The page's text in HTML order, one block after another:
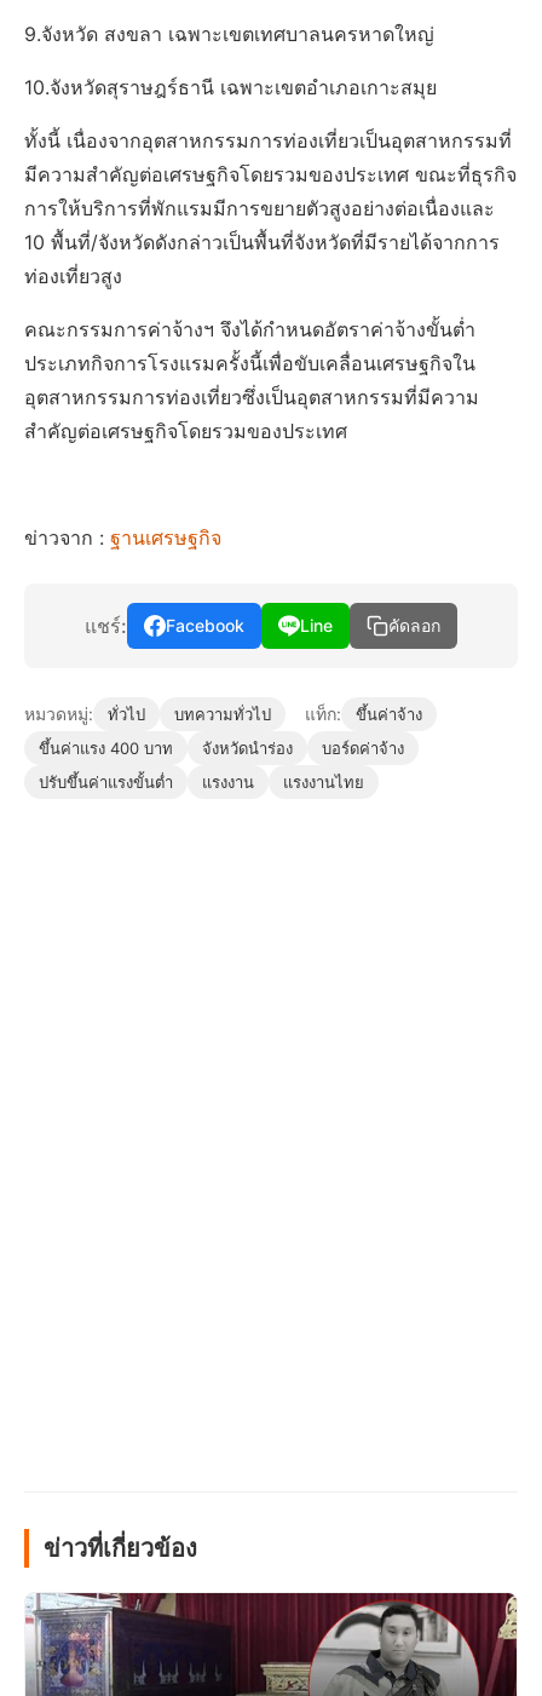
9.จังหวัด สงขลา เฉพาะเขตเทศบาลนครหาดใหญ่
10.จังหวัดสุราษฎร์ธานี เฉพาะเขตอำเภอเกาะสมุย
ทั้งนี้ เนื่องจากอุตสาหกรรมการท่องเที่ยวเป็นอุตสาหกรรมที่
มีความสำคัญต่อเศรษฐกิจโดยรวมของประเทศ ขณะที่ธุรกิจ
การให้บริการที่พักแรมมีการขยายตัวสูงอย่างต่อเนื่องและ
10 พื้นที่/จังหวัดดังกล่าวเป็นพื้นที่จังหวัดที่มีรายได้จากการ
ท่องเที่ยวสูง
คณะกรรมการค่าจ้างฯ จึงได้กำหนดอัตราค่าจ้างขั้นต่ำ
ประเภทกิจการโรงแรมครั้งนี้เพื่อขับเคลื่อนเศรษฐกิจใน
อุตสาหกรรมการท่องเที่ยวซึ่งเป็นอุตสาหกรรมที่มีความ
สำคัญต่อเศรษฐกิจโดยรวมของประเทศ
ข่าวจาก : ฐานเศรษฐกิจ
แชร์: Facebook Line คัดลอก
หมวดหมู่: ทั่วไป บทความทั่วไป แท็ก:
ขึ้นค่าจ้าง
ขึ้นค่าแรง 400 บาท
จังหวัดนำร่อง
บอร์ดค่าจ้าง
ปรับขึ้นค่าแรงขั้นต่ำ
แรงงาน แรงงานไทย
ข่าวที่เกี่ยวข้อง